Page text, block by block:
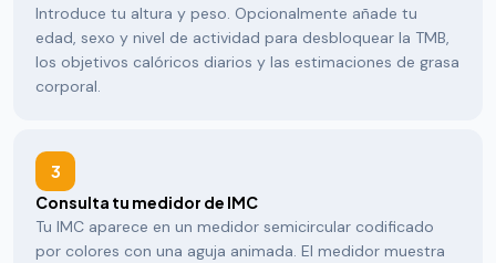
Introduce tu altura y peso. Opcionalmente añade tu
edad, sexo y nivel de actividad para desbloquear la TMB,
los objetivos calóricos diarios y las estimaciones de grasa
corporal.
3
Consulta tu medidor de IMC
Tu IMC aparece en un medidor semicircular codificado
por colores con una aguja animada. El medidor muestra